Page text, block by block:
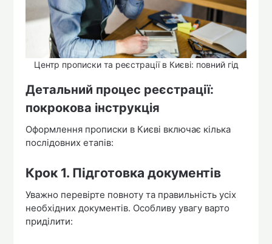
Центр прописки та реєстрації в Києві: повний гід
Детальний процес реєстрації:
покрокова інструкція
Оформлення прописки в Києві включає кілька
послідовних етапів:
Крок 1. Підготовка документів
Уважно перевірте повноту та правильність усіх
необхідних документів. Особливу увагу варто
приділити: